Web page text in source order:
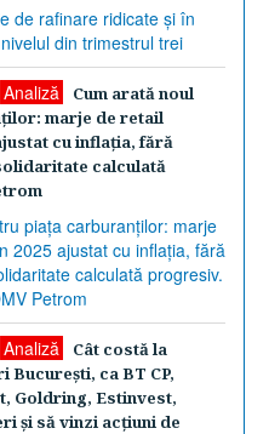
Analiză
Cum arată noul
marje de retail
cu inflaţia, fără
calculată
Analiză
Cât costă la
ca BT CP,
Goldring, Estinvest,
şi să vinzi acţiuni de